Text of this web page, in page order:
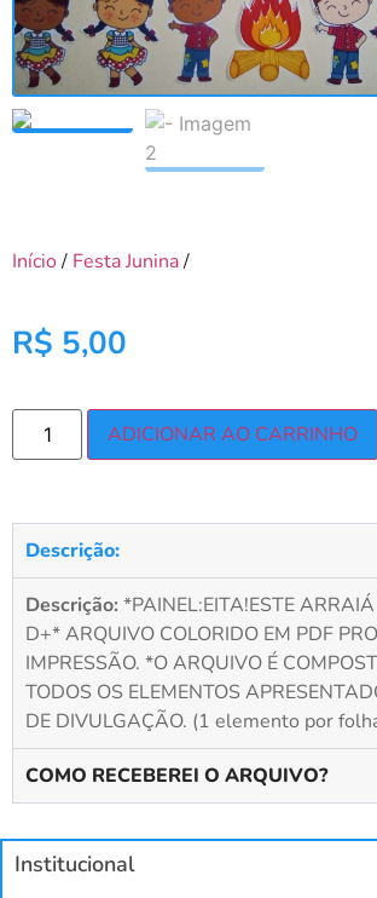
Início/ Festa Junina/
R$ 5,00
ADICIONAR AO CARRINHO
Descrição:
Descrição: *PAINEL:EITA!ESTE
D+* ARQUIVO COLORIDO EM PDF
IMPRESSÃO. *O ARQUIVO É
TODOS OS ELEMENTOS
DE DIVULGAÇÃO. (1 elemento por
COMO RECEBEREI O ARQUIVO?
Institucional